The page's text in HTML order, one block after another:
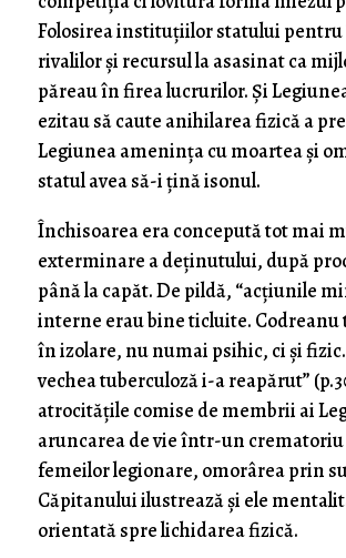
Folosirea instituțiilor statului
rivalilor și recursul la asasinat ca
păreau în firea lucrurilor. Și
ezitau să caute anihilarea fizică a
Legiunea amenința cu moartea și
statul avea să-i țină isonul.
Închisoarea era concepută tot mai
exterminare a deținutului, după
până la capăt. De pildă, “acțiunile
interne erau bine ticluite.
în izolare, nu numai psihic, ci și
vechea tuberculoză i-a reapărut”
atrocitățile comise de membrii ai
aruncarea de vie într-un crematoriu
femeilor legionare, omorârea prin
Căpitanului ilustrează și ele
orientată spre lichidarea fizică.